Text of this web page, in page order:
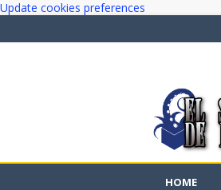
Update cookies preferences
HOME